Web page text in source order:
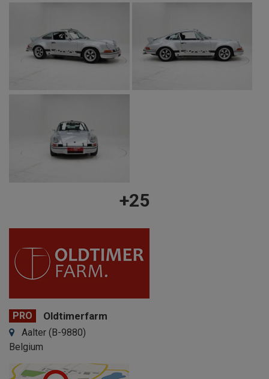
+25
PRO Oldtimerfarm
Aalter (B-9880)
Belgium